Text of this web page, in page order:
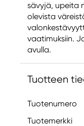
sävyjä, upeita
olevista
vaatimuksiin.
avulla.
Tuotteen
Tuotenumero
Tuotemerkki